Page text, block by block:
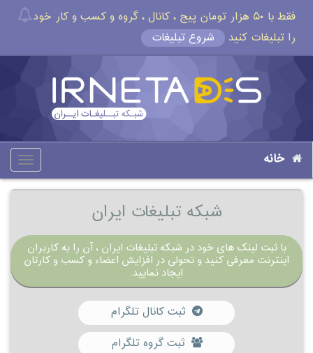
فقط با ۵۰ هزار تومان پیج ، کانال ، گروه و کسب و کار خود
را تبلیغات کنید
شروع تبلیغات
خانه
شبکه تبلیغات ایران
با ثبت لینک های خود در شبکه تبلیغات ایران ، آن را به کاربران
اینترنت معرفی کنید و تحولی در افزایش اعضاء و کسب و کارتان
ایجاد نمایید.
ثبت کانال تلگرام
ثبت گروه تلگرام